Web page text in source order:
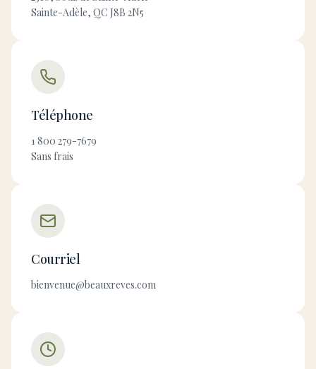
Sainte-Adèle, QC J8B 2N5
Téléphone
1 800 279-7679
Sans frais
Courriel
bienvenue@beauxreves.com